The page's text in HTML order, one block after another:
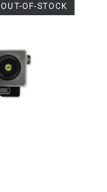
OUT-OF-STOCK